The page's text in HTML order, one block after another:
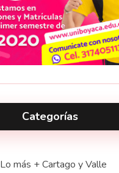
Categorías
Lo más + Cartago y Valle